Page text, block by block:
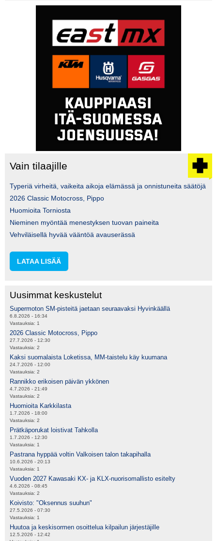
Vain tilaajille
Typeriä virheitä, vaikeita aikoja elämässä ja onnistuneita säätöjä
2026 Classic Motocross, Pippo
Huomioita Torniosta
Nieminen myöntää menestyksen tuovan paineita
Vehviläisellä hyvää vääntöä avauserässä
LATAA LISÄÄ
Uusimmat keskustelut
Supermoton SM-pisteitä jaetaan seuraavaksi Hyvinkäällä
6.8.2026 - 16:34
Vastauksia: 1
2026 Classic Motocross, Pippo
27.7.2026 - 12:30
Vastauksia: 2
Kaksi suomalaista Loketissa, MM-taistelu käy kuumana
24.7.2026 - 12:00
Vastauksia: 2
Rannikko erikoisen päivän ykkönen
4.7.2026 - 21:49
Vastauksia: 2
Huomioita Karkkilasta
1.7.2026 - 18:00
Vastauksia: 2
Prätkäporukat loistivat Tahkolla
1.7.2026 - 12:30
Vastauksia: 1
Pastrana hyppää voltin Valkoisen talon takapihalla
10.6.2026 - 20:13
Vastauksia: 1
Vuoden 2027 Kawasaki KX- ja KLX-nuorisomallisto esitelty
4.6.2026 - 08:45
Vastauksia: 2
Koivisto: "Oksennus suuhun"
27.5.2026 - 07:30
Vastauksia: 1
Huutoa ja keskisormen osoittelua kilpailun järjestäjille
12.5.2026 - 12:42